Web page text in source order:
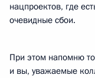
нацпроектов, где
очевидные сбои.
При этом напомню
и вы, уважаемые